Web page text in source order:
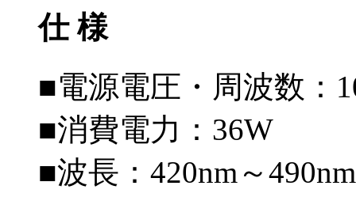
仕 様
■電源電圧・周波数：
■消費電力：36W
■波長：420nm～490nm